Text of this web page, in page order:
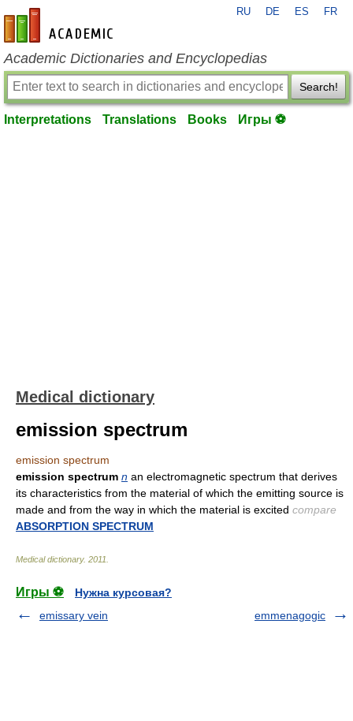
en-academic.com
RU DE ES FR
Academic Dictionaries and Encyclopedias
Search!
Interpretations Translations Books Игры ⚽
Medical dictionary
emission spectrum
emission spectrum
emission spectrum n an electromagnetic spectrum that derives
its characteristics from the material of which the emitting source is
made and from the way in which the material is excited compare
ABSORPTION SPECTRUM
Medical dictionary. 2011
Игры ⚽
Нужна курсовая?
emissary vein
emmenagogic